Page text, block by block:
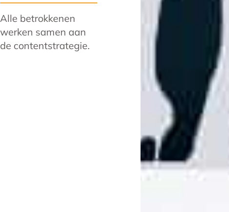
Alle betrokkenen
werken samen aan
de contentstrategie.